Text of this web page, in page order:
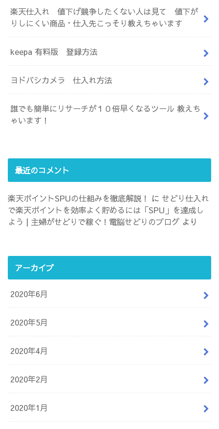
楽天仕入れ 値下げ競争したくない人は見て 値下が
りしにくい商品・仕入先こっそり教えちゃいます
keepa 有料版 登録方法
ヨドバシカメラ 仕入れ方法
誰でも簡単にリサーチが１０倍早くなるツール 教えち
ゃいます！
最近のコメント
楽天ポイントSPUの仕組みを徹底解説！ にせどり仕入れ
で楽天ポイントを効率よく貯めるには「SPU」を達成し
よう | 主婦がせどりで稼ぐ！電脳せどりのブログ より
アーカイブ
2020年6月
2020年5月
2020年4月
2020年2月
2020年1月